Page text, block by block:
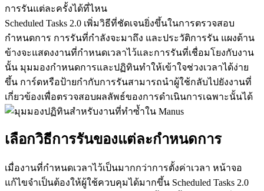
การรันแต่ละครั้งได้ที่ไหน
Scheduled Tasks 2.0 เพิ่มวิธีที่ชัดเจนยิ่งขึ้นในการตรวจสอบ
กำหนดการ การรันที่กำลังจะมาถึง และประวัติการรัน แผงด้าน
ข้างจะแสดงงานที่กำหนดเวลาไว้และการรันที่เชื่อมโยงกับงาน
นั้น มุมมองกำหนดการและปฏิทินทำให้เข้าใจช่วงเวลาได้ง่าย
ขึ้น การ์ดหรือป้ายกำกับการรันสามารถนำผู้ใช้กลับไปยังงานที่
เกี่ยวข้องเพื่อตรวจสอบผลลัพธ์ของการดำเนินการเฉพาะนั้นได้
เลือกวิธีการรันของแต่ละกำหนดการ
เมื่องานที่กำหนดเวลาไว้เป็นมากกว่าการตั้งค่าเวลา หน้าจอ
แก้ไขจำเป็นต้องให้ผู้ใช้ควบคุมได้มากขึ้น Scheduled Tasks 2.0